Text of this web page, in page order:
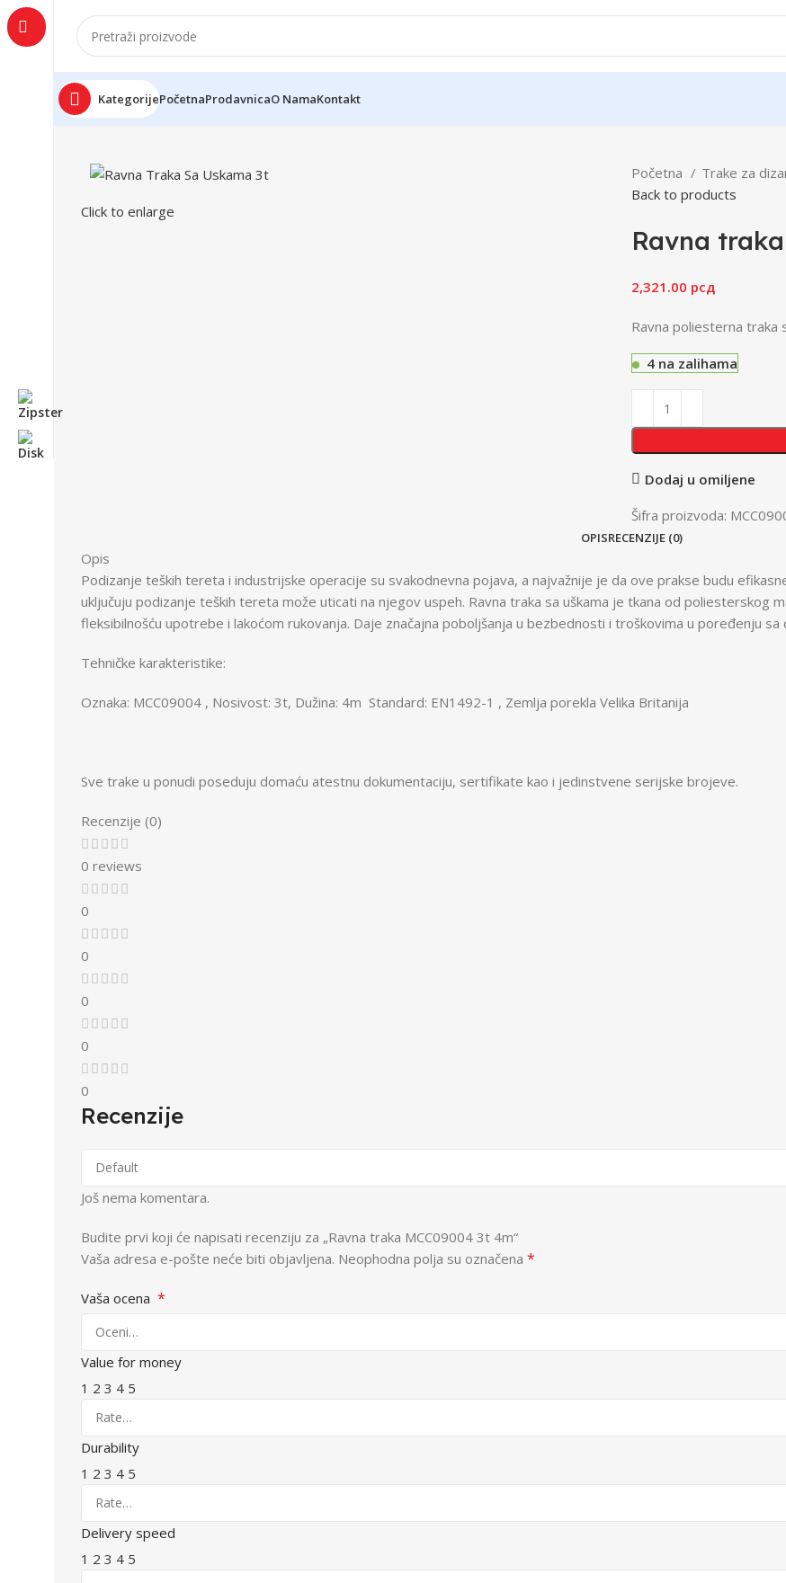
KategorijePočetnaProdavnicaO NamaKontakt
Click to enlarge
Početna Trake za
Back to products
Ravna
2,321.00 рсд
Ravna poliesterna traka
4 na zalihama
Dodaj u omiljene
Šifra proizvoda:
OPISRECENZIJE (0)
Opis
Podizanje teških tereta i industrijske operacije su svakodnevna pojava, a najvažnije je da ove prakse budu
uključuju podizanje teških tereta može uticati na njegov uspeh. Ravna traka sa uškama je tkana od poliesterskog
fleksibilnošću upotrebe i lakoćom rukovanja. Daje značajna poboljšanja u bezbednosti i troškovima u poređenju
Tehničke karakteristike:
Oznaka: MCC09004 , Nosivost: 3t, Dužina: 4m Standard: EN1492-1 , Zemlja porekla Velika Britanija
Sve trake u ponudi poseduju domaću atestnu dokumentaciju, sertifikate kao i jedinstvene serijske brojeve.
Recenzije (0)
0 reviews
0
0
0
0
0
Recenzije
Još nema komentara.
Budite prvi koji će napisati recenziju za „Ravna traka MCC09004 3t 4m“
Vaša adresa e-pošte neće biti objavljena. Neophodna polja su označena *
Vaša ocena *
Value for money
1 2 3 4 5
Durability
1 2 3 4 5
Delivery speed
1 2 3 4 5